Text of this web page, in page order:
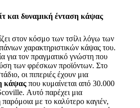
και δυναμική ένταση κάψας
στον κόσμο των τσίλι λόγω των
χαρακτηριστικών κάψας του.
για τον πραγματικό γνώστη που
των φρέσκων προϊόντων. Στο
οι πιπεριές έχουν μια
κάψας που κυμαίνεται από 30.000
Αυτό παρέχει μια
με το καλύτερο καγιέν,